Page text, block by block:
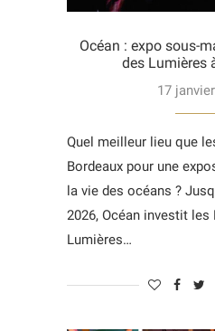
Océan : expo sous-
des Lumières
17
Quel meilleur lieu que
Bordeaux pour une
la vie des océans ?
2026, Océan investit les
Lumières…